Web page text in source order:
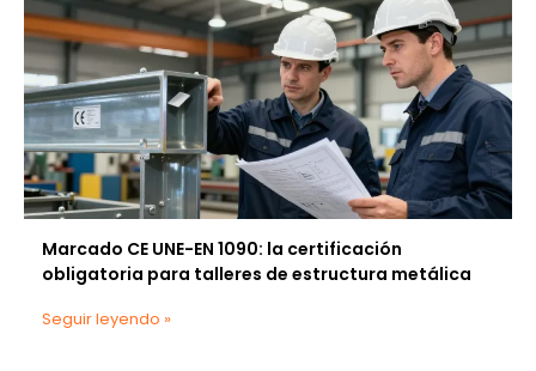
Marcado CE UNE-EN 1090: la certificación
obligatoria para talleres de estructura metálica
Seguir leyendo »